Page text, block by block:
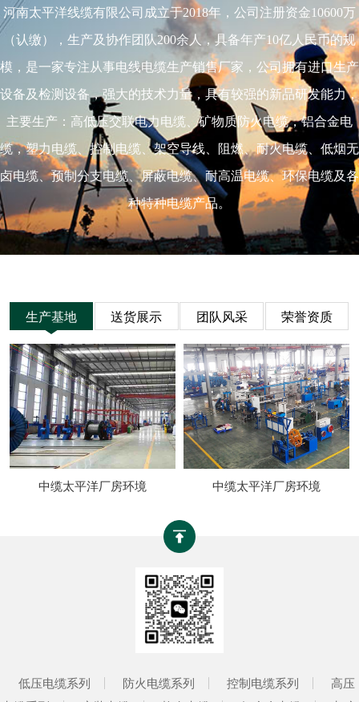
河南太平洋线缆有限公司成立于2018年，公司注册资金10600万
（认缴），生产及协作团队200余人，具备年产10亿人民币的规
模，是一家专注从事电线电缆生产销售厂家，公司拥有进口生产
设备及检测设备，强大的技术力量，具有较强的新品研发能力，
主要生产：高低压交联电力电缆、矿物质防火电缆，铝合金电
缆，塑力电缆、控制电缆、架空导线、阻燃、耐火电缆、低烟无
卤电缆、预制分支电缆、屏蔽电缆、耐高温电缆、环保电缆及各
种特种电缆产品。
生产基地 送货展示 团队风采 荣誉资质
中缆太平洋厂房环境 中缆太平洋厂房环境
低压电缆系列 防火电缆系列 控制电缆系列
高压